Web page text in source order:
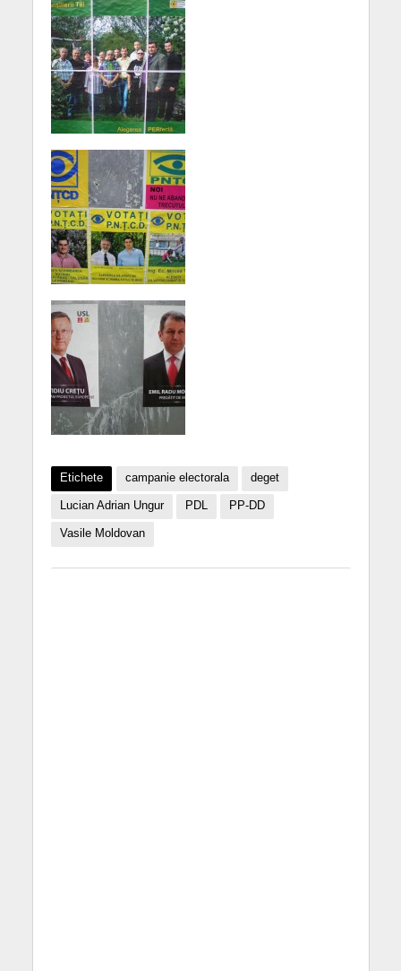
Etichete campanie electorala deget
Lucian Adrian Ungur PDL PP-DD
Vasile Moldovan